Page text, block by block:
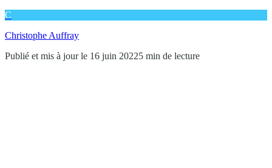
C
Christophe Auffray
Publié et mis à jour le 16 juin 20225 min de lecture